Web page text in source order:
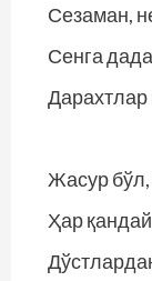
Сезаман,
Сенга
Дарахтлар
Жасур бўл,
Ҳар